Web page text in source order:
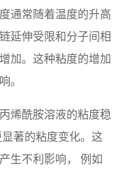
通常随着温度的升高
延伸受限和分子间相
加。这种粘度的增加
。
烯酰胺溶液的粘度稳
著的粘度变化。这
生不利影响， 例如